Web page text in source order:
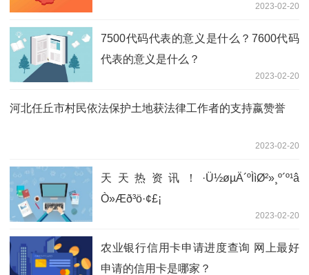
2023-02-20
7500代码代表的意义是什么？7600代码
代表的意义是什么？
2023-02-20
河北任丘市村民依法保护土地获法律工作者的支持嬴赞誉
2023-02-20
天天热资讯！·Ü½øµÄ´ºÌìØ­²»¸º´º¹â
Ò»Æð³ö·¢£¡
2023-02-20
农业银行信用卡申请进度查询 网上最好
申请的信用卡是哪家？